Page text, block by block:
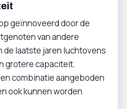
geïnnoveerd door de
van andere
de laatste jaren luchtovens
grotere capaciteit.
combinatie aangeboden
ook kunnen worden